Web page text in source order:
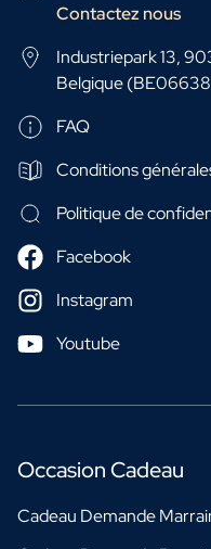
Contactez nous
Industriepark 13,
Belgique
FAQ
Conditions
Politique de
Facebook
Instagram
Youtube
Occasion Cadeau
Cadeau Demande